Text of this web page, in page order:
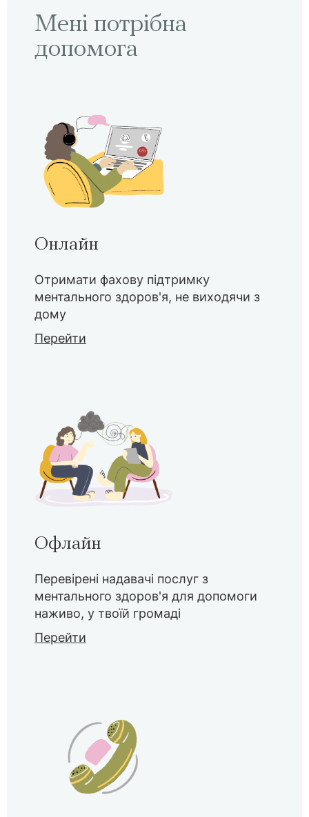
Мені потрібна
допомога
Онлайн
Отримати фахову підтримку
ментального здоров'я, не виходячи з
дому
Перейти
Офлайн
Перевірені надавачі послуг з
ментального здоров'я для допомоги
наживо, у твоїй громаді
Перейти